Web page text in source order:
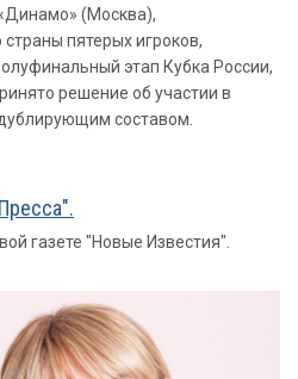
(Москва),
пятерых игроков,
этап Кубка России,
решение об участии в
составом.
газете "Новые Известия".